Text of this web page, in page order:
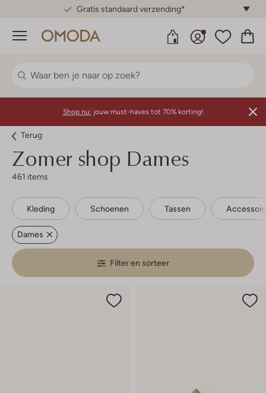
Gratis standaard verzending*
Menu
Shop nu: jouw must-haves tot 70% korting!
Terug
Zomer shop Dames
461 items
Kleding Schoenen Tassen
Dames
Filter en sorteer